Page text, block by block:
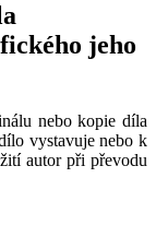
jeho
nebo kopie díla
vystavuje nebo k
autor při převodu